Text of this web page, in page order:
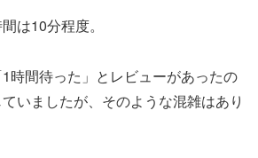
は10分程度。
時間待った」とレビューがあったの
いましたが、そのような混雑はあり